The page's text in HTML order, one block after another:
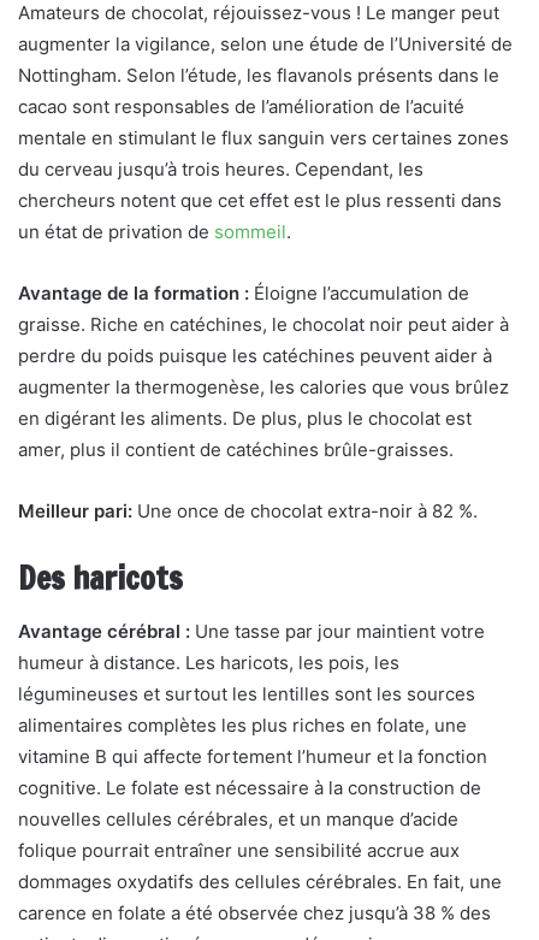
Amateurs de chocolat, réjouissez-vous ! Le manger peut
augmenter la vigilance, selon une étude de l’Université de
Nottingham. Selon l’étude, les flavanols présents dans le
cacao sont responsables de l’amélioration de l’acuité
mentale en stimulant le flux sanguin vers certaines zones
du cerveau jusqu’à trois heures. Cependant, les
chercheurs notent que cet effet est le plus ressenti dans
un état de privation de sommeil.
Avantage de la formation : Éloigne l’accumulation de
graisse. Riche en catéchines, le chocolat noir peut aider à
perdre du poids puisque les catéchines peuvent aider à
augmenter la thermogenèse, les calories que vous brûlez
en digérant les aliments. De plus, plus le chocolat est
amer, plus il contient de catéchines brûle-graisses.
Meilleur pari: Une once de chocolat extra-noir à 82 %.
Des haricots
Avantage cérébral : Une tasse par jour maintient votre
humeur à distance. Les haricots, les pois, les
légumineuses et surtout les lentilles sont les sources
alimentaires complètes les plus riches en folate, une
vitamine B qui affecte fortement l’humeur et la fonction
cognitive. Le folate est nécessaire à la construction de
nouvelles cellules cérébrales, et un manque d’acide
folique pourrait entraîner une sensibilité accrue aux
dommages oxydatifs des cellules cérébrales. En fait, une
carence en folate a été observée chez jusqu’à 38 % des